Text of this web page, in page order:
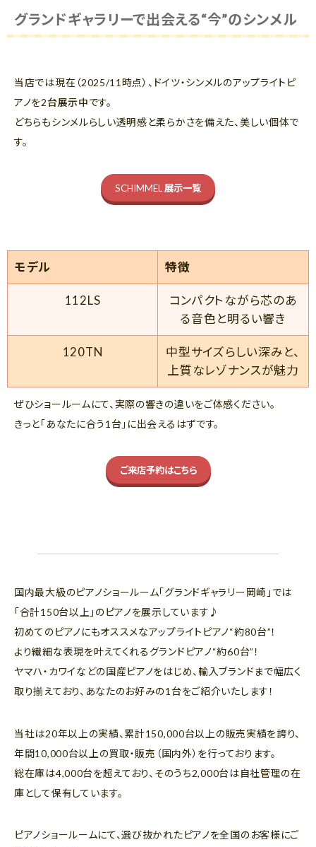
グランドギャラリーで出会える“今”のシンメル
当店では現在（2025/11時点）、ドイツ・シンメルのアップライトピ
アノを2台展示中です。
どちらもシンメルらしい透明感と柔らかさを備えた、美しい個体で
す。
SCHIMMEL 展示一覧
モデル 特徴
112LS
コンパクトながら芯のあ
る音色と明るい響き
120TN
中型サイズらしい深みと、
上質なレゾナンスが魅力
ぜひショールームにて、実際の響きの違いをご体感ください。
きっと「あなたに合う1台」に出会えるはずです。
ご来店予約はこちら
国内最大級のピアノショールーム「グランドギャラリー岡崎」では
「合計150台以上」のピアノを展示しています♪
初めてのピアノにもオススメなアップライトピアノ“約80台”！
より繊細な表現を叶えてくれるグランドピアノ“約60台”！
ヤマハ・カワイなどの国産ピアノをはじめ、輸入ブランドまで幅広く
取り揃えており、あなたのお好みの1台をご紹介いたします！
当社は20年以上の実績、累計150,000台以上の販売実績を誇り、
年間10,000台以上の買取・販売（国内外）を行っております。
総在庫は4,000台を超えており、そのうち2,000台は自社管理の在
庫として保有しています。
ピアノショールームにて、選び抜かれたピアノを全国のお客様にご